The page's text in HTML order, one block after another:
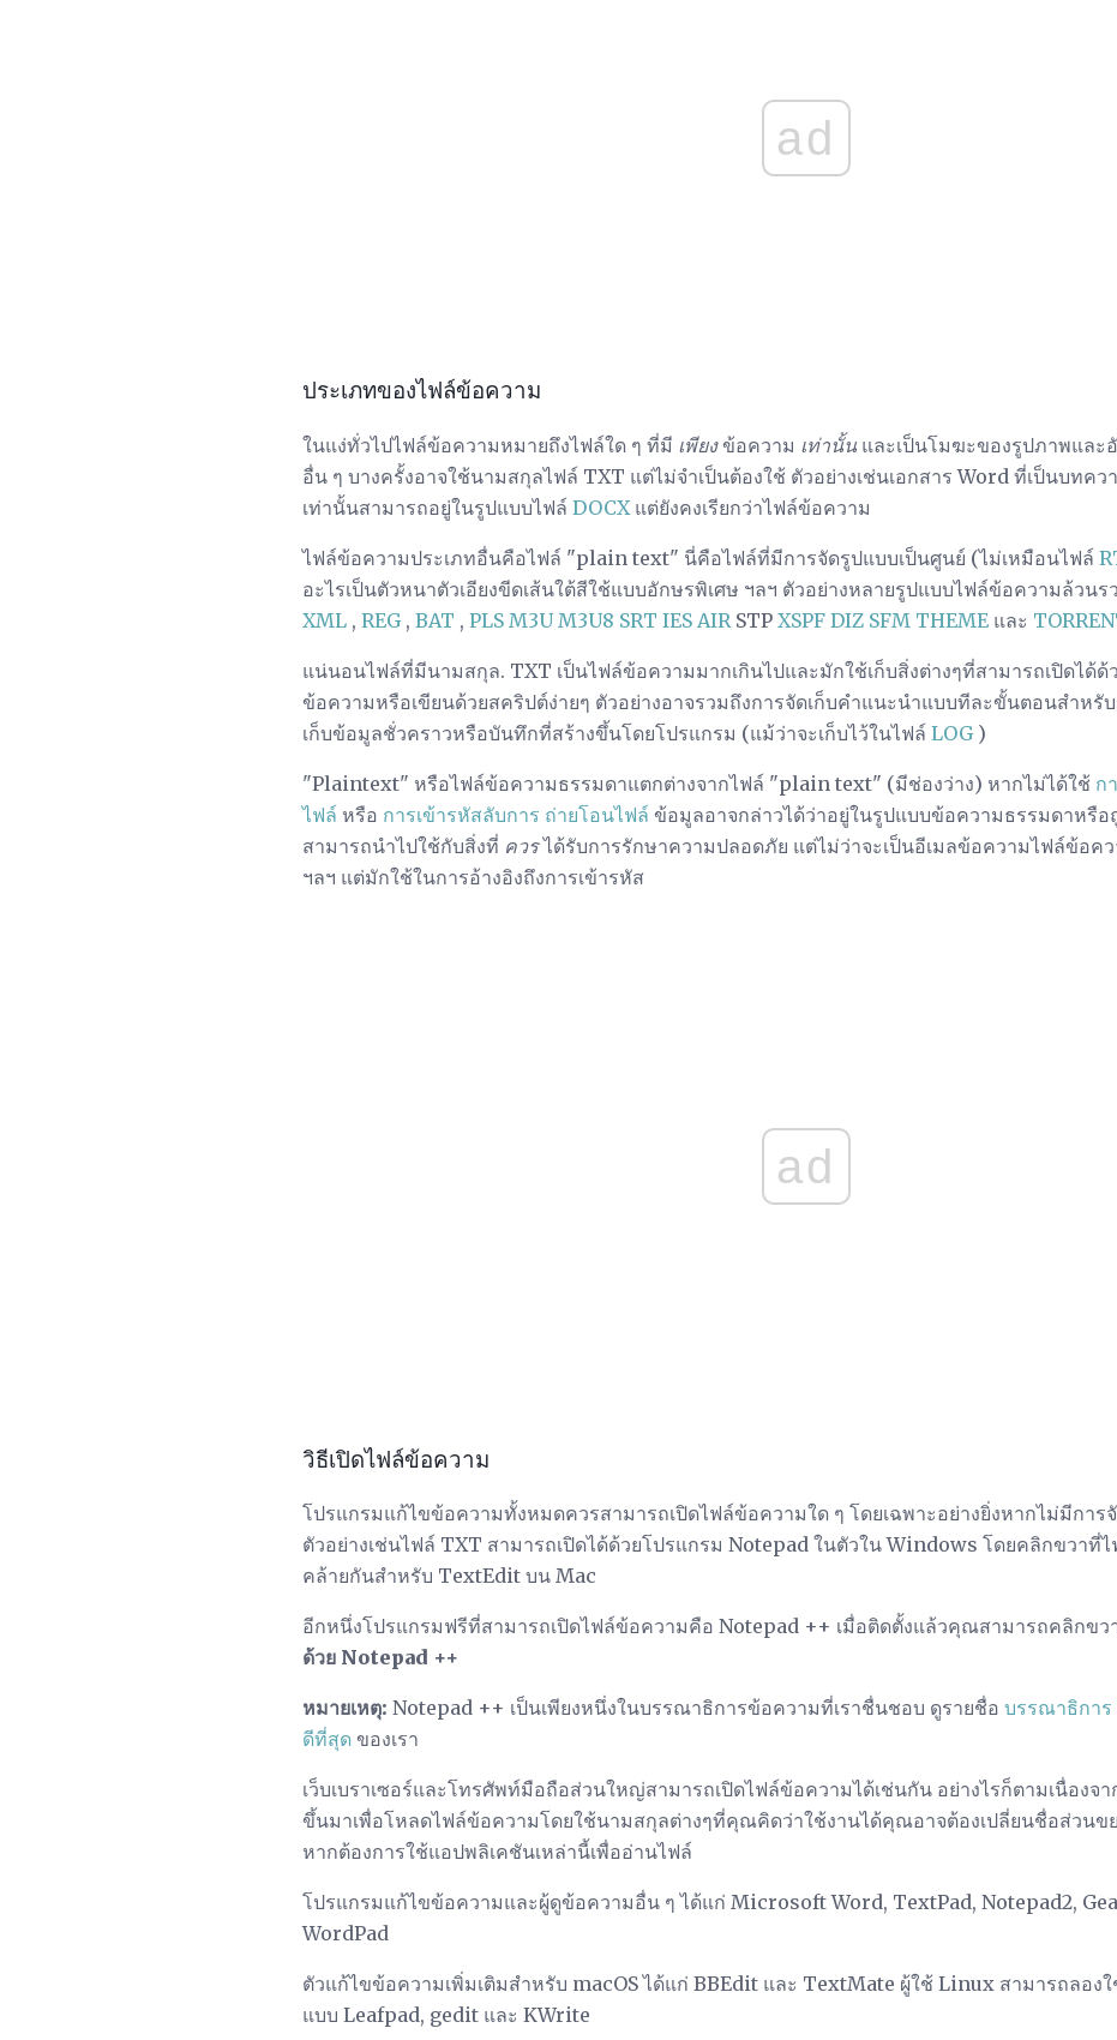
ad
ประเภทของไฟล์ข้อความ
ในแง่ทั่วไปไฟล์ข้อความหมายถึงไฟล์ใด ๆ ที่มี เพียงข้อความ เท่านั้น และเป็นโมฆะของรูปภาพและ
อื่น ๆ บางครั้งอาจใช้นามสกุลไฟล์ TXT แต่ไม่จำเป็นต้องใช้ ตัวอย่างเช่นเอกสาร Word ที่เป็นบทค
เท่านั้นสามารถอยู่ในรูปแบบไฟล์ DOCX แต่ยังคงเรียกว่าไฟล์ข้อความ
ไฟล์ข้อความประเภทอื่นคือไฟล์ "plain text" นี่คือไฟล์ที่มีการจัดรูปแบบเป็นศูนย์ (ไม่เหมือนไฟล์
อะไรเป็นตัวหนาตัวเอียงขีดเส้นใต้สีใช้แบบอักษรพิเศษ ฯลฯ ตัวอย่างหลายรูปแบบไฟล์ข้อความล้วน
XML , REG , BAT , PLS M3U M3U8 SRT IES AIR STP XSPF DIZ SFM THEME และ
แน่นอนไฟล์ที่มีนามสกุล. TXT เป็นไฟล์ข้อความมากเกินไปและมักใช้เก็บสิ่งต่างๆที่สามารถเปิดได้ด้
ข้อความหรือเขียนด้วยสคริปต์ง่ายๆ ตัวอย่างอาจรวมถึงการจัดเก็บคำแนะนำแบบทีละขั้นตอนสำหรั
เก็บข้อมูลชั่วคราวหรือบันทึกที่สร้างขึ้นโดยโปรแกรม (แม้ว่าจะเก็บไว้ในไฟล์ LOG )
"Plaintext" หรือไฟล์ข้อความธรรมดาแตกต่างจากไฟล์ "plain text" (มีช่องว่าง) หากไม่ได้ใช้ ก
ไฟล์ หรือ การเข้ารหัสลับการ ถ่ายโอนไฟล์ ข้อมูลอาจกล่าวได้ว่าอยู่ในรูปแบบข้อความธรรมดาหรื
สามารถนำไปใช้กับสิ่งที่ ควรได้รับการรักษาความปลอดภัย แต่ไม่ว่าจะเป็นอีเมลข้อความไฟล์ข้อค
ฯลฯ แต่มักใช้ในการอ้างอิงถึงการเข้ารหัส
ad
วิธีเปิดไฟล์ข้อความ
โปรแกรมแก้ไขข้อความทั้งหมดควรสามารถเปิดไฟล์ข้อความใด ๆ โดยเฉพาะอย่างยิ่งหากไม่มีการ
ตัวอย่างเช่นไฟล์ TXT สามารถเปิดได้ด้วยโปรแกรม Notepad ในตัวใน Windows โดยคลิกขวาที่ไ
คล้ายกันสำหรับ TextEdit บน Mac
อีกหนึ่งโปรแกรมฟรีที่สามารถเปิดไฟล์ข้อความคือ Notepad ++ เมื่อติดตั้งแล้วคุณสามารถคลิกขว
ด้วย Notepad ++
หมายเหตุ: Notepad ++ เป็นเพียงหนึ่งในบรรณาธิการข้อความที่เราชื่นชอบ ดูรายชื่อ บรรณาธิกา
ดีที่สุด ของเรา
เว็บเบราเซอร์และโทรศัพท์มือถือส่วนใหญ่สามารถเปิดไฟล์ข้อความได้เช่นกัน อย่างไรก็ตามเนื่องจ
ขึ้นมาเพื่อโหลดไฟล์ข้อความโดยใช้นามสกุลต่างๆที่คุณคิดว่าใช้งานได้คุณอาจต้องเปลี่ยนชื่อส่วนข
หากต้องการใช้แอปพลิเคชันเหล่านี้เพื่ออ่านไฟล์
โปรแกรมแก้ไขข้อความและผู้ดูข้อความอื่น ๆ ได้แก่ Microsoft Word, TextPad, Notepad2,
WordPad
ตัวแก้ไขข้อความเพิ่มเติมสำหรับ macOS ได้แก่ BBEdit และ TextMate ผู้ใช้ Linux สามารถลอง
แบบ Leafpad, gedit และ KWrite